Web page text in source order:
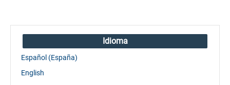
Idioma
Español (España)
English